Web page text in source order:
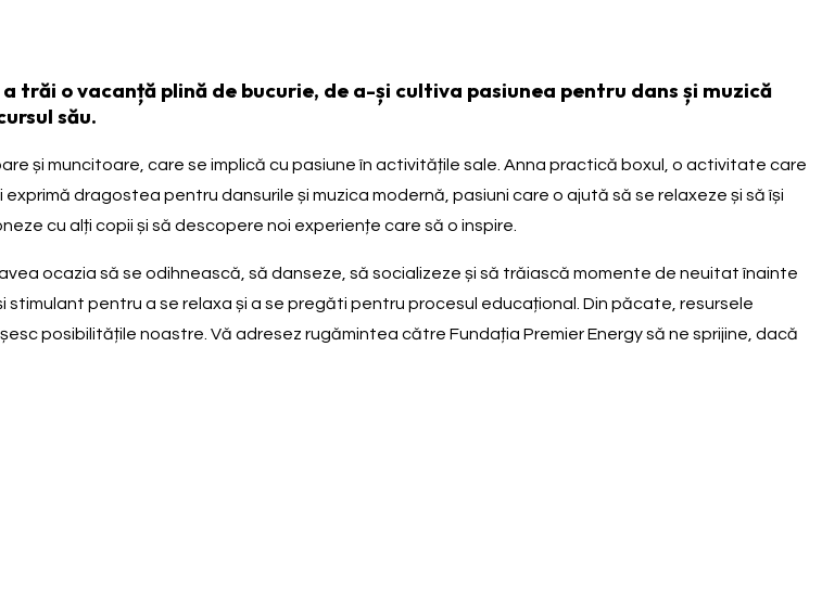
o vacanță plină de bucurie, de a-și cultiva pasiunea pentru dans și muzică
său.
și muncitoare, care se implică cu pasiune în activitățile sale. Anna practică boxul, o activitate care
dragostea pentru dansurile și muzica modernă, pasiuni care o ajută să se relaxeze și să își
cu alți copii și să descopere noi experiențe care să o inspire.
ocazia să se odihnească, să danseze, să socializeze și să trăiască momente de neuitat înainte
pentru a se relaxa și a se pregăti pentru procesul educațional. Din păcate, resursele
posibilitățile noastre. Vă adresez rugămintea către Fundația Premier Energy să ne sprijine, dacă